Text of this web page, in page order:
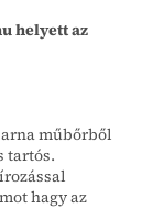
helyett az
műbőrből
tartós.
hagy az